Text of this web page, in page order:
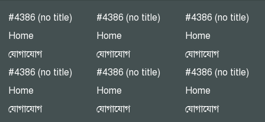
পটুয়াখালীতে গণঅধিকার
পরিষদের জনসভা
এনইআইআর বাস্তবায়নে নয়া
বিতর্ক: সুরক্ষার নীতি, নাকি
#4386 (no title)
Home
যোগাযোগ
#4386 (no title)
Home
যোগাযোগ
#4386 (no title)
Home
যোগাযোগ
#4386 (no title)
Home
যোগাযোগ
#4386 (no title)
Home
যোগাযোগ
#4386 (no title)
Home
যোগাযোগ